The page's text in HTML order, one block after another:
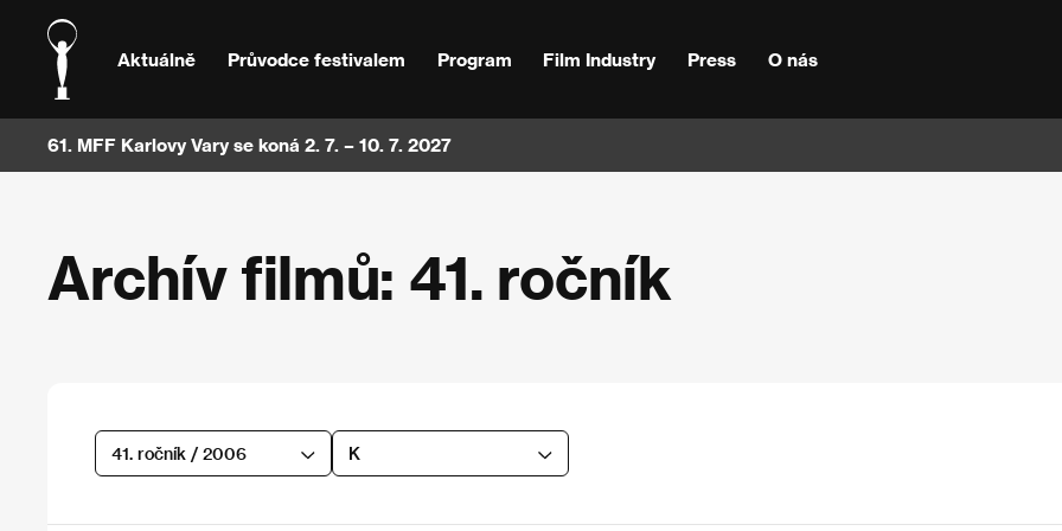
Aktuálně Průvodce festivalem Program Film Industry Press O nás
61. MFF Karlovy Vary se koná 2. 7. – 10. 7. 2027
Archív filmů: 41. ročník
41. ročník / 2006 K